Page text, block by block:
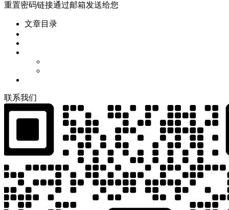
重置密码链接通过邮箱发送给您
文章目录
联系我们